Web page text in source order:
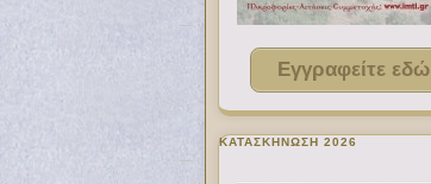
Εγγραφείτε εδώ
ΚΑΤΑΣΚΗΝΩΣΗ 2026